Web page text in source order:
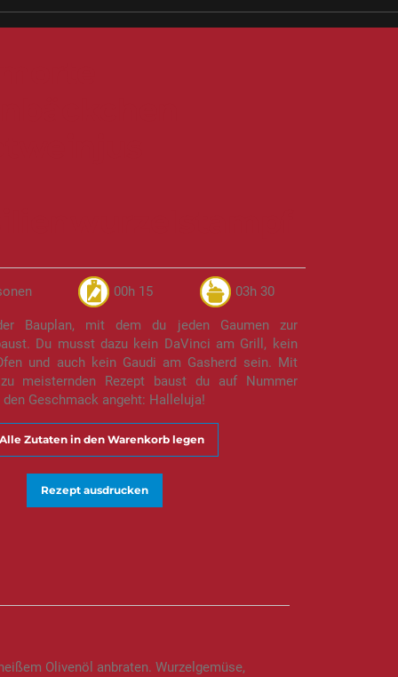
00h 15 03h 30
Bauplan, mit dem du jeden Gaumen zur
Du musst dazu kein DaVinci am Grill, kein
und auch kein Gaudi am Gasherd sein. Mit
meisternden Rezept baust du auf Nummer
Geschmack angeht: Halleluja!
Alle Zutaten in den Warenkorb legen
Rezept ausdrucken
Olivenöl anbraten. Wurzelgemüse,